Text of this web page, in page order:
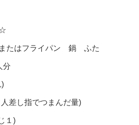
またはフライパン 鍋 ふた
分
差し指でつまんだ量)
１)